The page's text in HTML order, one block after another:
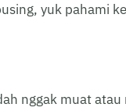
yuk pahami
nggak muat